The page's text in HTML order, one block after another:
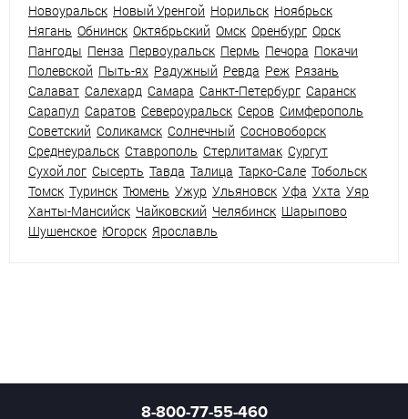
Новоуральск Новый Уренгой Норильск Ноябрьск
Нягань Обнинск Октябрьский Омск Оренбург Орск
Пангоды Пенза Первоуральск Пермь Печора Покачи
Полевской Пыть-ях Радужный Ревда Реж Рязань
Салават Салехард Самара Санкт-Петербург Саранск
Сарапул Саратов Североуральск Серов Симферополь
Советский Соликамск Солнечный Сосновоборск
Среднеуральск Ставрополь Стерлитамак Сургут
Сухой лог Сысерть Тавда Талица Тарко-Сале Тобольск
Томск Туринск Тюмень Ужур Ульяновск Уфа Ухта Уяр
Ханты-Мансийск Чайковский Челябинск Шарыпово
Шушенское Югорск Ярославль
8-800-77-55-460